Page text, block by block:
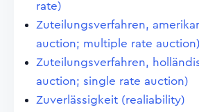
rate)
Zuteilungsverfahren,
auction; multiple rate auction)
Zuteilungsverfahren,
auction; single rate auction)
Zuverlässigkeit (realiability)